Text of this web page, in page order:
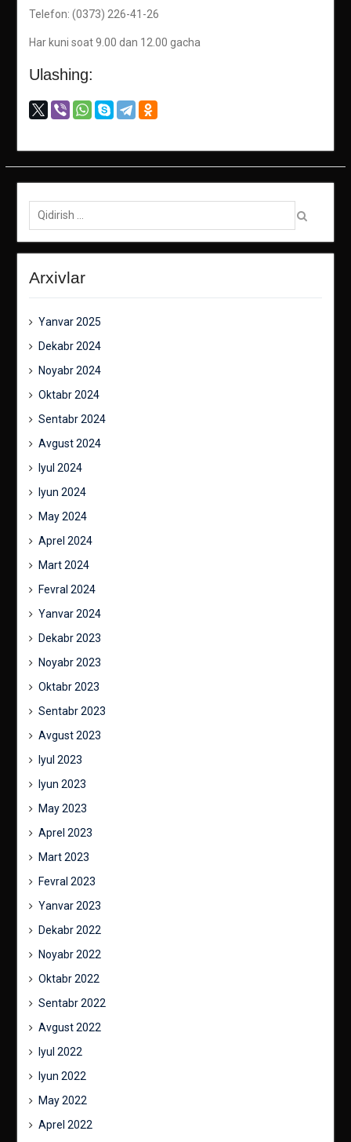
Telefon: (0373) 226-41-26
Har kuni soat 9.00 dan 12.00 gacha
Ulashing:
Qidirish:
Arxivlar
Yanvar 2025
Dekabr 2024
Noyabr 2024
Oktabr 2024
Sentabr 2024
Avgust 2024
Iyul 2024
Iyun 2024
May 2024
Aprel 2024
Mart 2024
Fevral 2024
Yanvar 2024
Dekabr 2023
Noyabr 2023
Oktabr 2023
Sentabr 2023
Avgust 2023
Iyul 2023
Iyun 2023
May 2023
Aprel 2023
Mart 2023
Fevral 2023
Yanvar 2023
Dekabr 2022
Noyabr 2022
Oktabr 2022
Sentabr 2022
Avgust 2022
Iyul 2022
Iyun 2022
May 2022
Aprel 2022